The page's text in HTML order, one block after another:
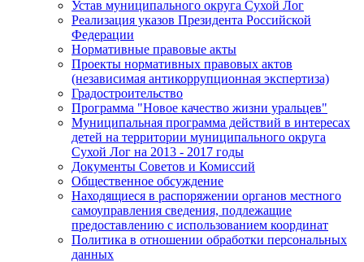
Устав муниципального округа Сухой Лог
Реализация указов Президента Российской
Федерации
Нормативные правовые акты
Проекты нормативных правовых актов
(независимая антикоррупционная экспертиза)
Градостроительство
Программа "Новое качество жизни уральцев"
Муниципальная программа действий в интересах
детей на территории муниципального округа
Сухой Лог на 2013 - 2017 годы
Документы Советов и Комиссий
Общественное обсуждение
Находящиеся в распоряжении органов местного
самоуправления сведения, подлежащие
предоставлению с использованием координат
Политика в отношении обработки персональных
данных